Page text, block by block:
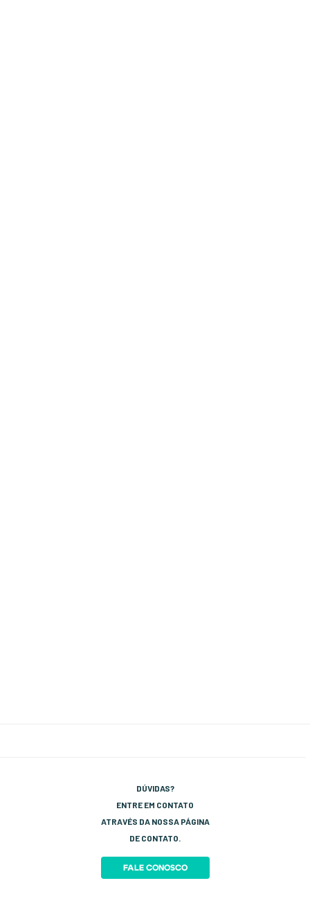
DÚVIDAS?
ENTRE EM CONTATO
ATRAVÉS DA NOSSA PÁGINA
DE CONTATO.
FALE CONOSCO